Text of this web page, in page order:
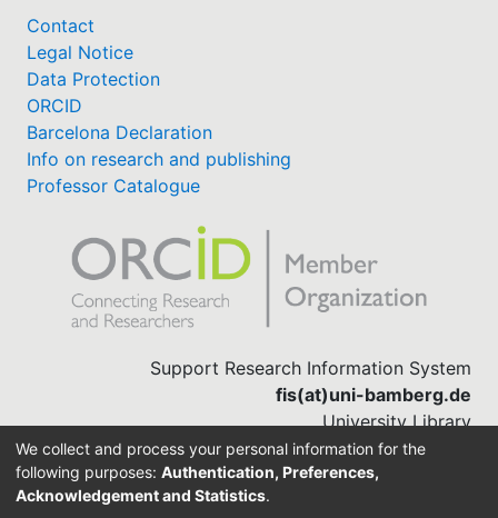
Contact
Legal Notice
Data Protection
ORCID
Barcelona Declaration
Info on research and publishing
Professor Catalogue
Support Research Information System
fis(at)uni-bamberg.de
University Library
(0951) 863-1568
We collect and process your personal information for the
following purposes: Authentication, Preferences,
Acknowledgement and Statistics.